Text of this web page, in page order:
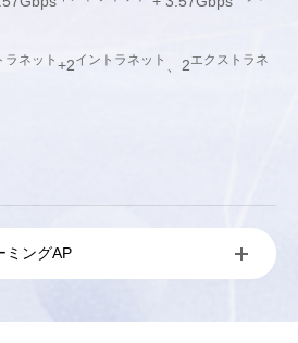
ラネット +2イントラネット 、2エクストラネ
ミングAP